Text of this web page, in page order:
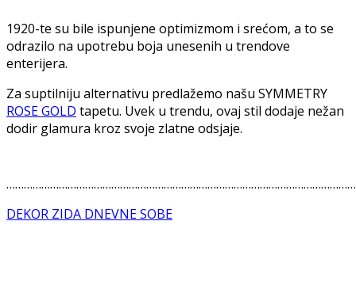
1920-te su bile ispunjene optimizmom i srećom, a to se
odrazilo na upotrebu boja unesenih u trendove
enterijera.
Za suptilniju alternativu predlažemo našu SYMMETRY
ROSE GOLD tapetu. Uvek u trendu, ovaj stil dodaje nežan
dodir glamura kroz svoje zlatne odsjaje.
DEKOR ZIDA DNEVNE SOBE